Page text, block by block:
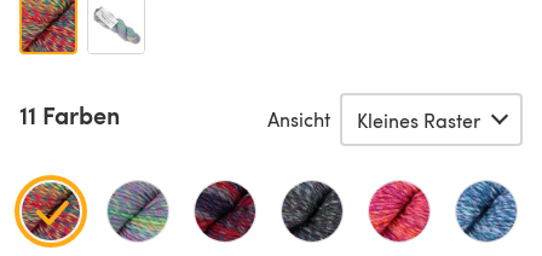
11 Farben Ansicht